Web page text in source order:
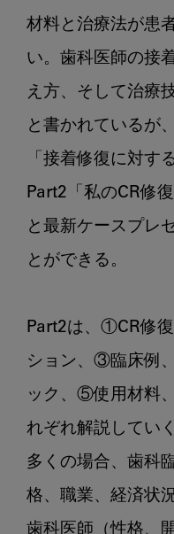
材料と治療法が患
い。歯科医師の接
え方、そして治療
と書かれているが
「接着修復に対す
Part2「私のCR修
と最新ケースプレ
とができる。
Part2は、①CR修
ション、③臨床例
ック、⑤使用材料
れぞれ解説してい
多くの場合、歯科
格、職業、経済状
歯科医師（性格、